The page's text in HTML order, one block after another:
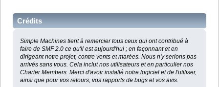
Crédits
Simple Machines tient à remercier tous ceux qui ont contribué à
faire de SMF 2.0 ce qu'il est aujourd'hui ; en façonnant et en
dirigeant notre projet, contre vents et marées. Nous n'y serions pas
arrivés sans vous. Cela inclut nos utilisateurs et en particulier nos
Charter Members. Merci d'avoir installé notre logiciel et de l'utiliser,
ainsi que pour vos retours, vos rapports de bugs et vos avis.